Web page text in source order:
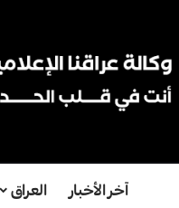
آخر الأخبار العراق